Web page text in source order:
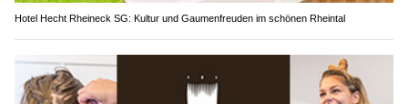
Hotel Hecht Rheineck SG: Kultur und Gaumenfreuden im schönen Rheintal